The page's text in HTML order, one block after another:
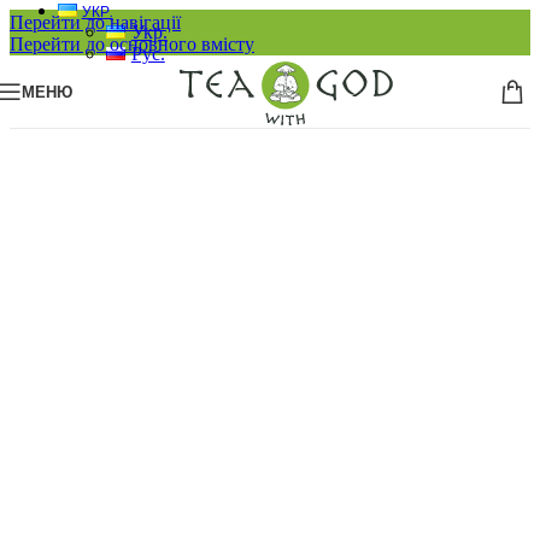
Перейти до навігації
Перейти до основного вмісту
УКР.
Укр.
Рус.
МЕНЮ